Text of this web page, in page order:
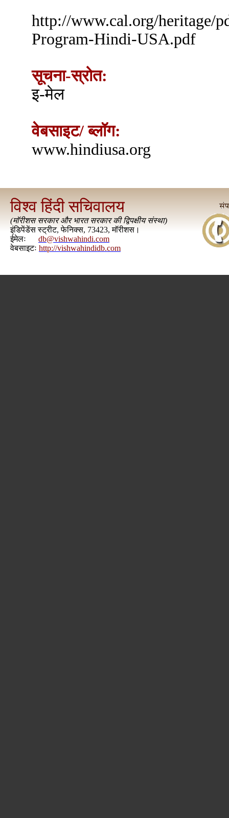
http://www.cal.org/heritage/
Program-Hindi-USA.pdf
सूचना-स्रोत:
इ-मेल
वेबसाइट/ ब्लॉग:
www.hindiusa.org
विश्व हिंदी सचिवालय
(मॉरीशस सरकार और भारत सरकार की द्विपक्षीय संस्था)
इंडिपेंडेंस स्ट्रीट, फेनिक्स, 73423, मॉरीशस।
ईमेलः
db@vishwahindi.com
वेबसाइटः http://vishwahindidb.com